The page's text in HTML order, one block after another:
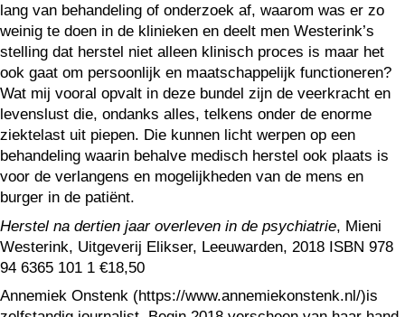
lang van behandeling of onderzoek af, waarom was er zo
weinig te doen in de klinieken en deelt men Westerink’s
stelling dat herstel niet alleen klinisch proces is maar het
ook gaat om persoonlijk en maatschappelijk functioneren?
Wat mij vooral opvalt in deze bundel zijn de veerkracht en
levenslust die, ondanks alles, telkens onder de enorme
ziektelast uit piepen. Die kunnen licht werpen op een
behandeling waarin behalve medisch herstel ook plaats is
voor de verlangens en mogelijkheden van de mens en
burger in de patiënt.
Herstel na dertien jaar overleven in de psychiatrie, Mieni
Westerink, Uitgeverij Elikser, Leeuwarden, 2018 ISBN 978
94 6365 101 1 €18,50
Annemiek Onstenk (https://www.annemiekonstenk.nl/)is